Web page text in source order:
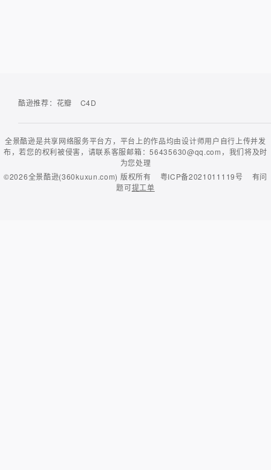
酷逊推荐： 花瓣 C4D
全景酷逊是共享网络服务平台方，平台上的作品均由设计师用户自行上传并发
布，若您的权利被侵害，请联系客服邮箱：56435630@qq.com，我们将及时
为您处理
©2026全景酷逊(360kuxun.com) 版权所有 粤ICP备2021011119号
有问
题可提工单